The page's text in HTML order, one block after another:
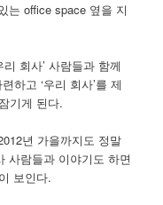
는 office space 옆을 지
회사’ 사람들과 함께
하고 ‘우리 회사’를 제
기게 된다.
년 가을까지도 정말
사람들과 이야기도 하면
보인다.